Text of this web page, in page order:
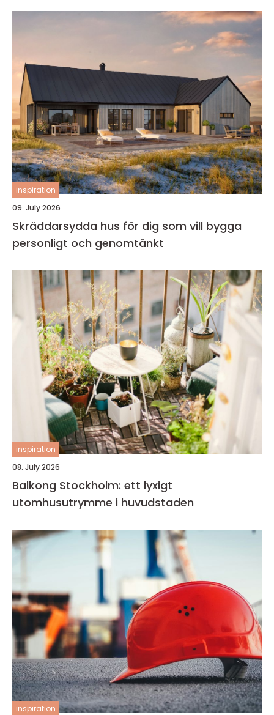
inspiration
09. July 2026
Skräddarsydda hus för dig som vill bygga
personligt och genomtänkt
inspiration
08. July 2026
Balkong Stockholm: ett lyxigt
utomhusutrymme i huvudstaden
inspiration